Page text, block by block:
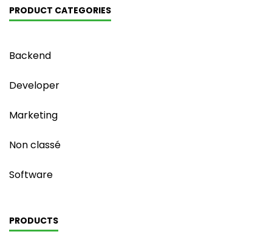
PRODUCT CATEGORIES
Backend
Developer
Marketing
Non classé
Software
PRODUCTS